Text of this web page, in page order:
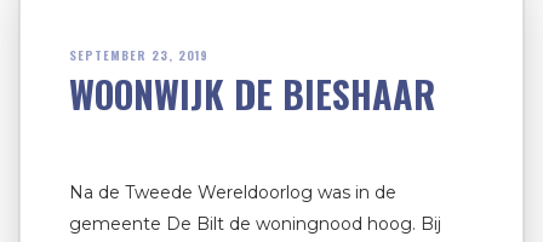
SEPTEMBER 23, 2019
WOONWIJK DE BIESHAAR
Na de Tweede Wereldoorlog was in de
gemeente De Bilt de woningnood hoog. Bij